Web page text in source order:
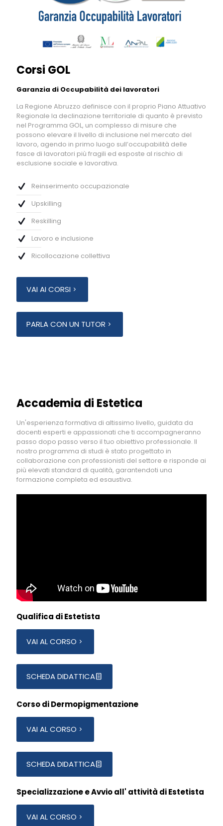
Corsi GOL
Garanzia di Occupabilità dei lavoratori
La Regione Abruzzo definisce con il proprio Piano Attuativo
Regionale la declinazione territoriale di quanto è previsto
nel Programma GOL, un complesso di misure che
possono elevare il livello di inclusione nel mercato del
lavoro, agendo in primo luogo sull’occupabilità delle
fasce di lavoratori più fragili ed esposte al rischio di
esclusione sociale e lavorativa.
Reinserimento occupazionale
Upskilling
Reskilling
Lavoro e inclusione
Ricollocazione collettiva
VAI AI CORSI
PARLA CON UN TUTOR
Accademia di Estetica
Un'esperienza formativa di altissimo livello, guidata da
docenti esperti e appassionati che ti accompagneranno
passo dopo passo verso il tuo obiettivo professionale. Il
nostro programma di studi è stato progettato in
collaborazione con professionisti del settore e risponde ai
più elevati standard di qualità, garantendoti una
formazione completa ed esaustiva.
Qualifica di Estetista
VAI AL CORSO
SCHEDA DIDATTICA
Corso di Dermopigmentazione
VAI AL CORSO
SCHEDA DIDATTICA
Specializzazione e Avvio all' attività di Estetista
VAI AL CORSO